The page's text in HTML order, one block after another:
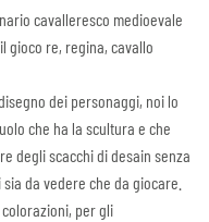
cavalleresco medioevale
gioco re, regina, cavallo
dei personaggi, noi lo
che ha la scultura e che
degli scacchi di desain senza
da vedere che da giocare.
per gli